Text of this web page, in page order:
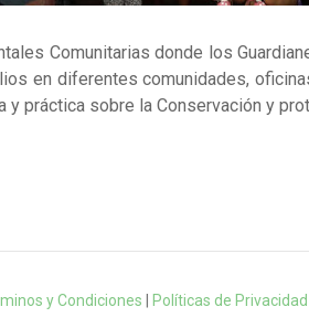
Comunitarias donde los
en diferentes comunidades,
y práctica sobre la Conservación y
y Condiciones Políticas de Privacidad